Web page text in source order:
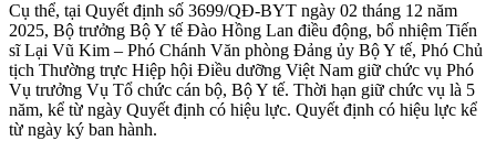
Cụ thể, tại Quyết định số 3699/QĐ-BYT ngày 02 tháng 12 năm
2025, Bộ trưởng Bộ Y tế Đào Hồng Lan điều động, bổ nhiệm Tiến
sĩ Lại Vũ Kim – Phó Chánh Văn phòng Đảng ủy Bộ Y tế, Phó Chủ
tịch Thường trực Hiệp hội Điều dưỡng Việt Nam giữ chức vụ Phó
Vụ trưởng Vụ Tổ chức cán bộ, Bộ Y tế. Thời hạn giữ chức vụ là 5
năm, kể từ ngày Quyết định có hiệu lực. Quyết định có hiệu lực kể
từ ngày ký ban hành.